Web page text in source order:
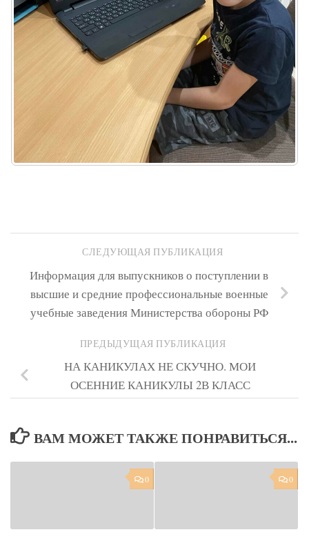
СЛЕДУЮЩАЯ ПУБЛИКАЦИЯ
Информация для выпускников о поступлении в
высшие и средние профессиональные военные
учебные заведения Министерства обороны РФ
ПРЕДЫДУЩАЯ ПУБЛИКАЦИЯ
НА КАНИКУЛАХ НЕ СКУЧНО. МОИ
ОСЕННИЕ КАНИКУЛЫ 2В КЛАСС
ВАМ МОЖЕТ ТАКЖЕ ПОНРАВИТЬСЯ...
0 0